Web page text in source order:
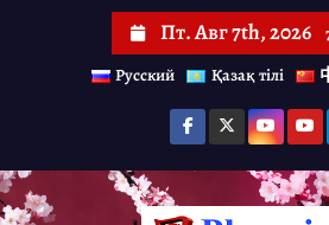
й
т
Пт. Авг 7th, 2026
Русский
Қазақ тілі